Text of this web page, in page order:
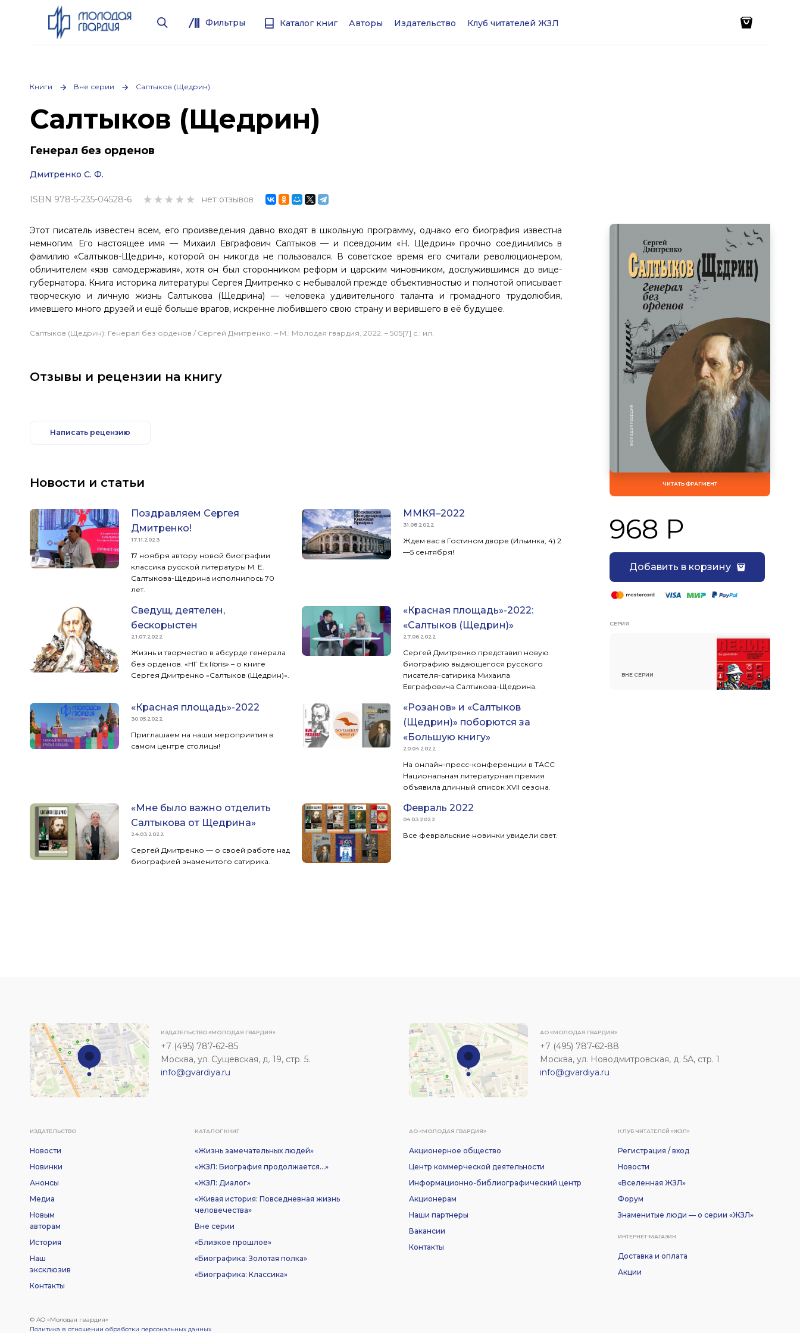
Фильтры Каталог книг Авторы Издательство Клуб читателей ЖЗЛ
Книги Вне серии Салтыков (Щедрин)
Салтыков (Щедрин)
Генерал без орденов
Дмитренко С. Ф.
ISBN 978-5-235-04528-6 нет отзывов
Этот писатель известен всем, его произведения давно входят в школьную программу, однако его биография известна
немногим. Его настоящее имя — Михаил Евграфович Салтыков — и псевдоним «Н. Щедрин» прочно соединились в
фамилию «Салтыков-Щедрин», которой он никогда не пользовался. В советское время его считали революционером,
обличителем «язв самодержавия», хотя он был сторонником реформ и царским чиновником, дослужившимся до вице-
губернатора. Книга историка литературы Сергея Дмитренко с небывалой прежде объективностью и полнотой описывает
творческую и личную жизнь Салтыкова (Щедрина) — человека удивительного таланта и громадного трудолюбия,
имевшего много друзей и ещё больше врагов, искренне любившего свою страну и верившего в её будущее.
Салтыков (Щедрин): Генерал без орденов / Сергей Дмитренко. – М.: Молодая гвардия, 2022. – 505[7] с.: ил.
Отзывы и рецензии на книгу
Написать рецензию
Новости и статьи
Поздравляем Сергея
Дмитренко!
17.11.2023
17 ноября автору новой биографии
классика русской литературы М. Е.
Салтыкова-Щедрина исполнилось 70
лет.
ММКЯ–2022
31.08.2022
Ждем вас в Гостином дворе (Ильинка, 4) 2
—5 сентября!
Сведущ, деятелен,
бескорыстен
21.07.2022
Жизнь и творчество в абсурде генерала
без орденов. «НГ Ex libris» – о книге
Сергея Дмитренко «Салтыков (Щедрин)».
«Красная площадь»-2022:
«Салтыков (Щедрин)»
27.06.2022
Сергей Дмитренко представил новую
биографию выдающегося русского
писателя-сатирика Михаила
Евграфовича Салтыкова-Щедрина.
«Красная площадь»-2022
30.05.2022
Приглашаем на наши мероприятия в
самом центре столицы!
«Розанов» и «Салтыков
(Щедрин)» поборются за
«Большую книгу»
20.04.2022
На онлайн-пресс-конференции в ТАСС
Национальная литературная премия
объявила длинный список XVII сезона.
«Мне было важно отделить
Салтыкова от Щедрина»
24.03.2022
Сергей Дмитренко — о своей работе над
биографией знаменитого сатирика.
Февраль 2022
04.03.2022
Все февральские новинки увидели свет.
ЧИТАТЬ ФРАГМЕНТ
968 Р
Добавить в корзину
СЕРИЯ
ВНЕ СЕРИИ
ИЗДАТЕЛЬСТВО «МОЛОДАЯ ГВАРДИЯ»
+7 (495) 787-62-85
Москва, ул. Сущевская, д. 19, стр. 5.
info@gvardiya.ru
АО «МОЛОДАЯ ГВАРДИЯ»
+7 (495) 787-62-88
Москва, ул. Новодмитровская, д. 5А, стр. 1
info@gvardiya.ru
ИЗДАТЕЛЬСТВО
Новости
Новинки
Анонсы
Медиа
Новым
авторам
История
Наш
эксклюзив
Контакты
КАТАЛОГ КНИГ
«Жизнь замечательных людей»
«ЖЗЛ: Биография продолжается...»
«ЖЗЛ: Диалог»
«Живая история: Повседневная жизнь
человечества»
Вне серии
«Близкое прошлое»
«Биографика: Золотая полка»
«Биографика: Классика»
АО «МОЛОДАЯ ГВАРДИЯ»
Акционерное общество
Центр коммерческой деятельности
Информационно-библиографический центр
Акционерам
Наши партнеры
Вакансии
Контакты
КЛУБ ЧИТАТЕЛЕЙ «ЖЗЛ»
Регистрация / вход
Новости
«Вселенная ЖЗЛ»
Форум
Знаменитые люди — о серии «ЖЗЛ»
ИНТЕРНЕТ-МАГАЗИН
Доставка и оплата
Акции
© АО «Молодая гвардия»
Политика в отношении обработки персональных данных